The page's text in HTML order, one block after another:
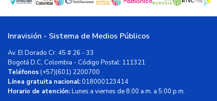
Inravisión - Sistema de Medios Públicos
Av. El Dorado Cr. 45 # 26 - 33
Bogotá D.C, Colombia - Código Postal: 111321
Teléfonos(+57)(601) 2200700
Línea gratuita nacional:018000123414
Horario de atención:Lunes a viernes de 8:00 a.m. a 5:00 p.m.